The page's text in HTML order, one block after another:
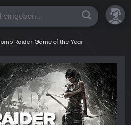
Tomb Raider Game of the Year